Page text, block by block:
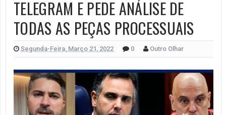
TELEGRAM E PEDE ANÁLISE DE
TODAS AS PEÇAS PROCESSUAIS
Segunda-Feira, Março 21, 2022 0 Outro Olhar